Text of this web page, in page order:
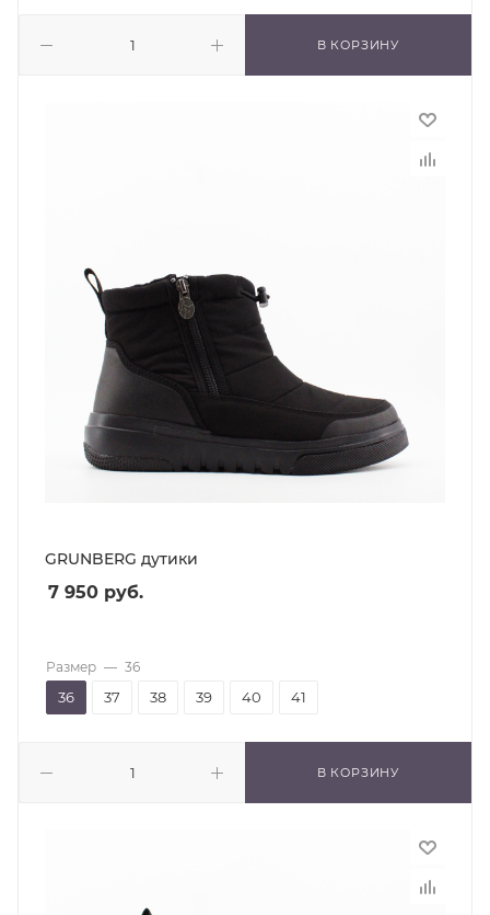
В КОРЗИНУ
GRUNBERG дутики
7 950 руб.
В КОРЗИНУ
Размер — 36
36 37 38 39 40 41